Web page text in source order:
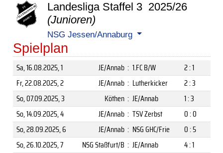
Landesliga Staffel 3 2025/26
(Junioren)
NSG Jessen/Annaburg
Spielplan
Sa, 16.08.2025, 1 JE/Annab : 1.FC B/W
2 : 1
Fr, 22.08.2025, 2 JE/Annab : Lutherkicker
2 : 3
So, 07.09.2025, 3 Köthen : JE/Annab
1 : 3
So, 14.09.2025, 4 JE/Annab : TSV Zerbst
0 : 0
So, 28.09.2025, 6 JE/Annab : NSG GHC/Frie
0 : 5
So, 26.10.2025, 7 NSG Staßfurt/B : JE/Annab
4 : 1